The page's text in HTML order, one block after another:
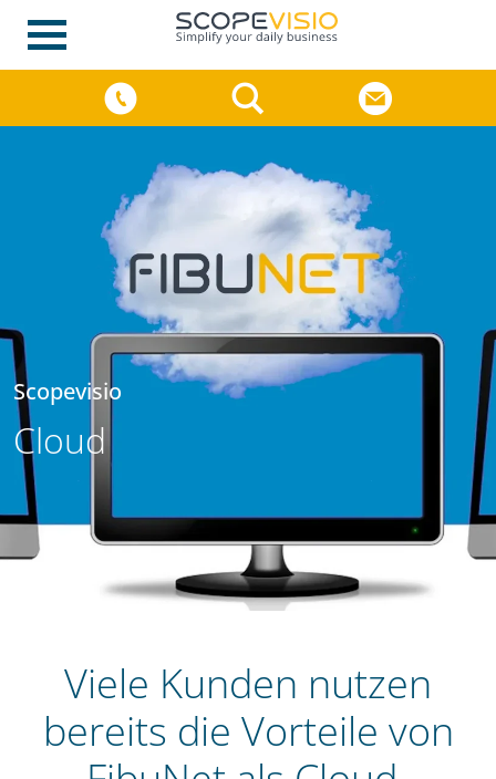
Scopevisio
Cloud
Viele Kunden nutzen
bereits die Vorteile von